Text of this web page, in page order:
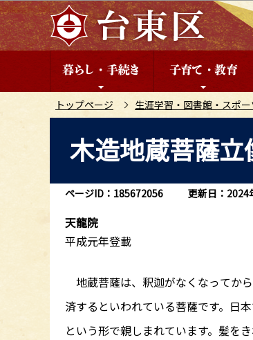
こ
の
ペ
トップページ 生涯学習・図書館・スポー
こ
木造地蔵菩薩立
ページID：185672056 更新日：2024
天龍院
平成元年登載
地蔵菩薩は、釈迦がなくなってか
済するといわれている菩薩です。日
という形で親しまれています。髪を